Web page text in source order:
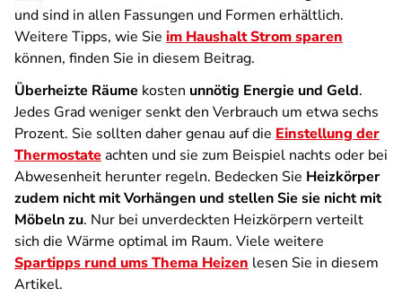
und sind in allen Fassungen und Formen erhältlich.
Weitere Tipps, wie Sie im Haushalt Strom sparen
können, finden Sie in diesem Beitrag.
Überheizte Räume kosten unnötig Energie und Geld.
Jedes Grad weniger senkt den Verbrauch um etwa sechs
Prozent. Sie sollten daher genau auf die Einstellung der
Thermostateachten und sie zum Beispiel nachts oder bei
Abwesenheit herunter regeln. Bedecken Sie Heizkörper
zudem nicht mit Vorhängen und stellen Sie sie nicht mit
Möbeln zu. Nur bei unverdeckten Heizkörpern verteilt
sich die Wärme optimal im Raum. Viele weitere
Spartipps rund ums Thema Heizen lesen Sie in diesem
Artikel.